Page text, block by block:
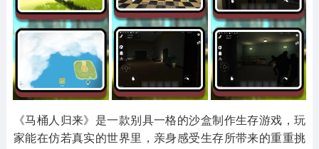
1654款应用
515款应用
1056款应用
《马桶人归来》是一款别具一格的沙盒制作生存游戏，玩
家能在仿若真实的世界里，亲身感受生存所带来的重重挑